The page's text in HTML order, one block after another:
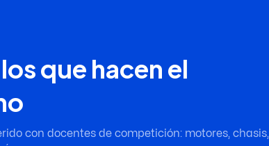
que hacen el
con docentes de competición: motores, chasis,